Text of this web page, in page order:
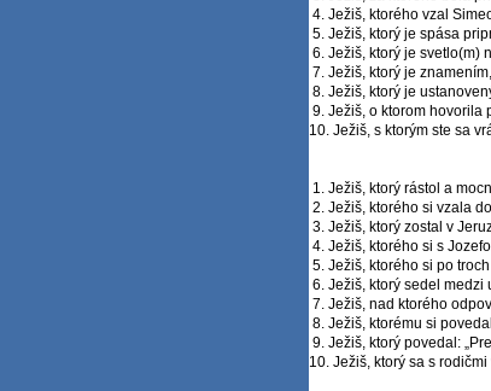
4. Ježiš, ktorého vzal
5. Ježiš, ktorý je spása
6. Ježiš, ktorý je svetlo(m)
7. Ježiš, ktorý je
8. Ježiš, ktorý je
9. Ježiš, o ktorom hovorila
10. Ježiš, s ktorým ste sa
1. Ježiš, ktorý rástol a
2. Ježiš, ktorého si vzala
3. Ježiš, ktorý zostal v
4. Ježiš, ktorého si s
5. Ježiš, ktorého si po
6. Ježiš, ktorý sedel medzi
7. Ježiš, nad ktorého
8. Ježiš, ktorému si
9. Ježiš, ktorý povedal:
10. Ježiš, ktorý sa s